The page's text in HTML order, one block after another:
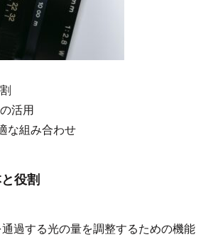
活用
な組み合わせ
役割
過する光の量を調整するための機能